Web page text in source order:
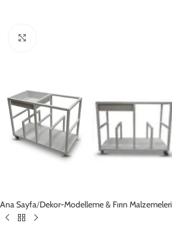
Ana Sayfa Dekor-Modelleme & Fırın Malzemeleri